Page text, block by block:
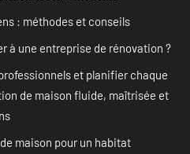
: méthodes et conseils
à une entreprise de rénovation ?
et planifier chaque
de maison fluide, maîtrisée et
maison pour un habitat